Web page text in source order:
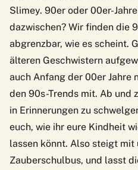
Slimey. 90er oder 00er-
dazwischen? Wir finden die
abgrenzbar, wie es scheint.
älteren Geschwistern
auch Anfang der 00er Jahre
den 90s-Trends mit. Ab und
in Erinnerungen zu
euch, wie ihr eure Kindheit
lassen könnt. Also steigt mit
Zauberschulbus, und lasst